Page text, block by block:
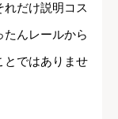
だけ説明コス
たんレールから
とではありませ